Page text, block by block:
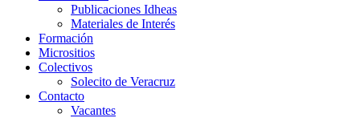
Publicaciones Idheas
Materiales de Interés
Formación
Micrositios
Colectivos
Solecito de Veracruz
Contacto
Vacantes